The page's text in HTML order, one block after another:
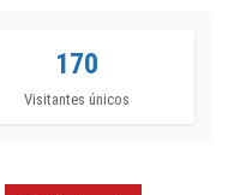
170
Visitantes únicos